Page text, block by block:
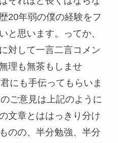
20年弱の僕の経験をフ
と思います。ってか、
対して一言二言コメン
理も無茶もしませ
にも手伝ってもらいま
ご意見は上記のように
文章とははっきり分け
のの、半分勉強、半分